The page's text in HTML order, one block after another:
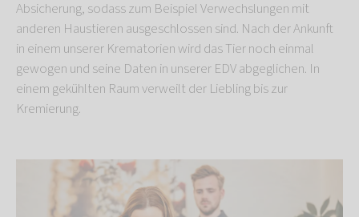
Absicherung, sodass zum Beispiel Verwechslungen mit
anderen Haustieren ausgeschlossen sind. Nach der Ankunft
in einem unserer Krematorien wird das Tier noch einmal
gewogen und seine Daten in unserer EDV abgeglichen. In
einem gekühlten Raum verweilt der Liebling bis zur
Kremierung.